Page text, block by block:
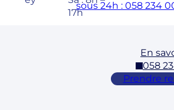
17h
En
058
Prendre
sous 24h : 058 234